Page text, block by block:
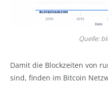
Quelle:
Damit die Blockzeiten von
sind, finden im Bitcoin